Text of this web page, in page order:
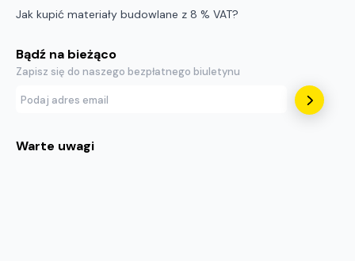
Jak kupić materiały budowlane z 8 % VAT?
Bądź na bieżąco
Zapisz się do naszego bezpłatnego biuletynu
Warte uwagi